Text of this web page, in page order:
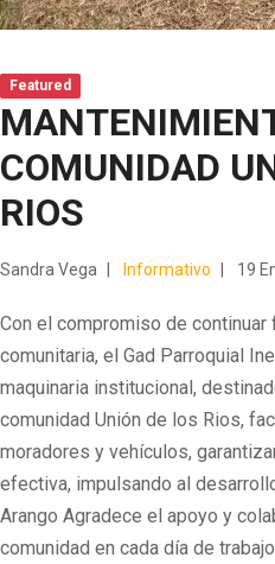
Featured
COMUNIDAD
RIOS
Sandra Vega Informativo 19
Con el compromiso de
comunitaria, el Gad Parroquial
maquinaria institucional,
comunidad Unión de los Rios,
moradores y vehículos,
efectiva, impulsando al
Arango Agradece el apoyo y
comunidad en cada día de